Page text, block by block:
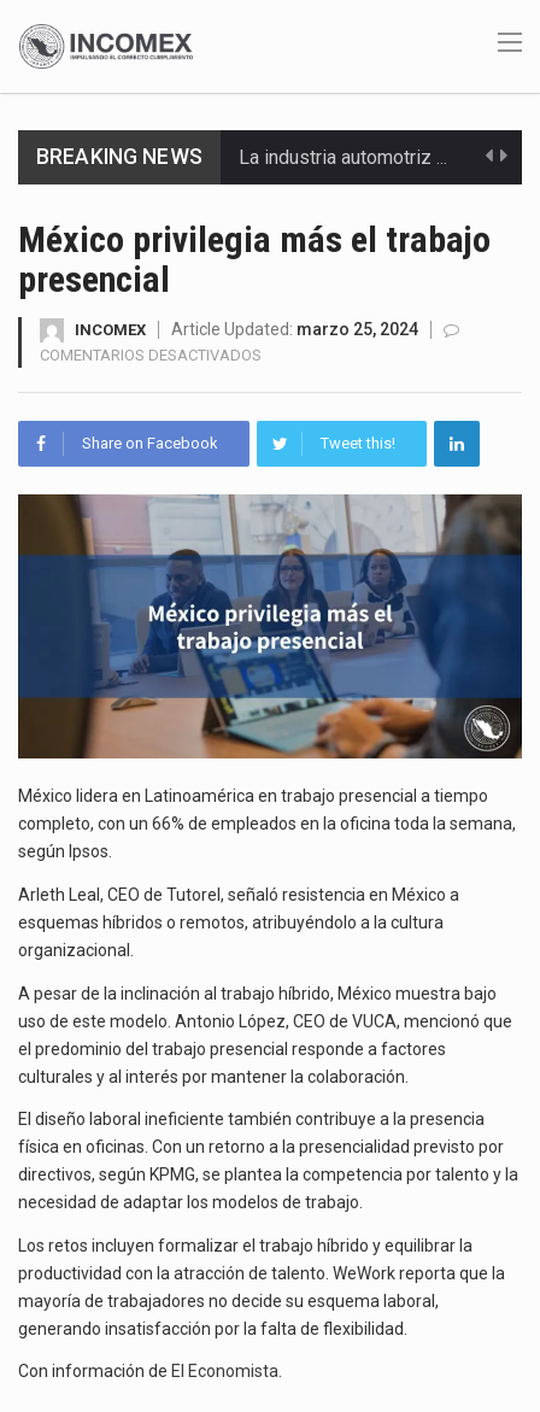
BREAKING NEWS
La industria manufacturera de exportación afiliada a Index en Nuevo León ha alcanzado hasta 10%…
México privilegia más el trabajo
presencial
INCOMEX Article Updated: marzo 25, 2024
COMENTARIOS DESACTIVADOS
EL
PRESENCIAL
Share on Facebook Tweet this!
México lidera en Latinoamérica en trabajo presencial a tiempo
completo, con un 66% de empleados en la oficina toda la semana,
según Ipsos.
Arleth Leal, CEO de Tutorel, señaló resistencia en México a
esquemas híbridos o remotos, atribuyéndolo a la cultura
organizacional.
A pesar de la inclinación al trabajo híbrido, México muestra bajo
uso de este modelo. Antonio López, CEO de VUCA, mencionó que
el predominio del trabajo presencial responde a factores
culturales y al interés por mantener la colaboración.
El diseño laboral ineficiente también contribuye a la presencia
física en oficinas. Con un retorno a la presencialidad previsto por
directivos, según KPMG, se plantea la competencia por talento y la
necesidad de adaptar los modelos de trabajo.
Los retos incluyen formalizar el trabajo híbrido y equilibrar la
productividad con la atracción de talento. WeWork reporta que la
mayoría de trabajadores no decide su esquema laboral,
generando insatisfacción por la falta de flexibilidad.
Con información de El Economista.